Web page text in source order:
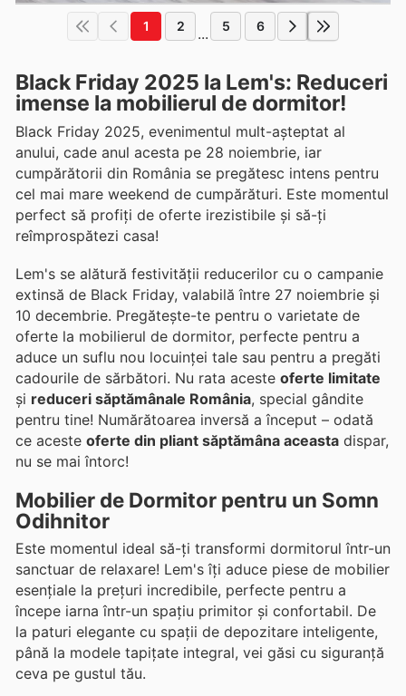
1 2 ... 5 6
Black Friday 2025 la Lem's: Reduceri
imense la mobilierul de dormitor!
Black Friday 2025, evenimentul mult-așteptat al
anului, cade anul acesta pe 28 noiembrie, iar
cumpărătorii din România se pregătesc intens pentru
cel mai mare weekend de cumpărături. Este momentul
perfect să profiți de oferte irezistibile și să-ți
reîmprospătezi casa!
Lem's se alătură festivității reducerilor cu o campanie
extinsă de Black Friday, valabilă între 27 noiembrie și
10 decembrie. Pregătește-te pentru o varietate de
oferte la mobilierul de dormitor, perfecte pentru a
aduce un suflu nou locuinței tale sau pentru a pregăti
cadourile de sărbători. Nu rata aceste oferte limitate
și reduceri săptămânale România, special gândite
pentru tine! Numărătoarea inversă a început – odată
ce aceste oferte din pliant săptămâna aceasta dispar,
nu se mai întorc!
Mobilier de Dormitor pentru un Somn
Odihnitor
Este momentul ideal să-ți transformi dormitorul într-un
sanctuar de relaxare! Lem's îți aduce piese de mobilier
esențiale la prețuri incredibile, perfecte pentru a
începe iarna într-un spațiu primitor și confortabil. De
la paturi elegante cu spații de depozitare inteligente,
până la modele tapițate integral, vei găsi cu siguranță
ceva pe gustul tău.